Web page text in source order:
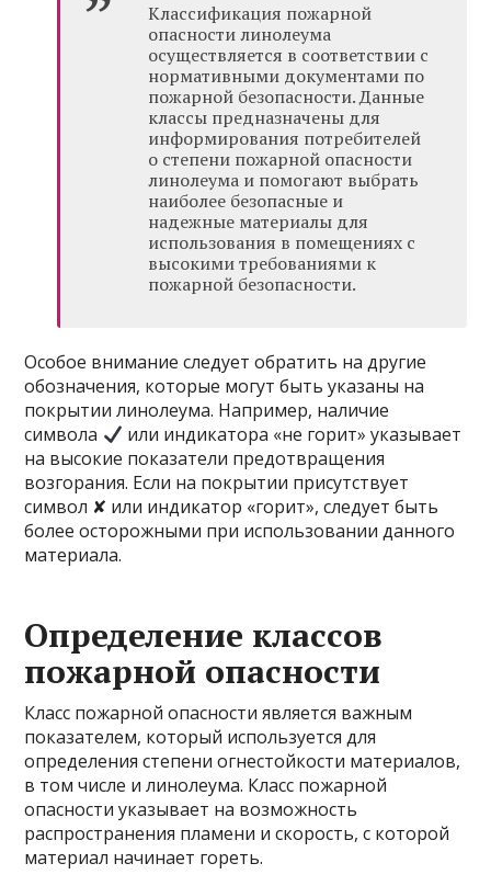
Классификация пожарной
опасности линолеума
осуществляется в соответствии с
нормативными документами по
пожарной безопасности. Данные
классы предназначены для
информирования потребителей
о степени пожарной опасности
линолеума и помогают выбрать
наиболее безопасные и
надежные материалы для
использования в помещениях с
высокими требованиями к
пожарной безопасности.
Особое внимание следует обратить на другие
обозначения, которые могут быть указаны на
покрытии линолеума. Например, наличие
символа
или индикатора «не горит» указывает
на высокие показатели предотвращения
возгорания. Если на покрытии присутствует
символ ✘ или индикатор «горит», следует быть
более осторожными при использовании данного
материала.
Определение классов
пожарной опасности
Класс пожарной опасности является важным
показателем, который используется для
определения степени огнестойкости материалов,
в том числе и линолеума. Класс пожарной
опасности указывает на возможность
распространения пламени и скорость, с которой
материал начинает гореть.